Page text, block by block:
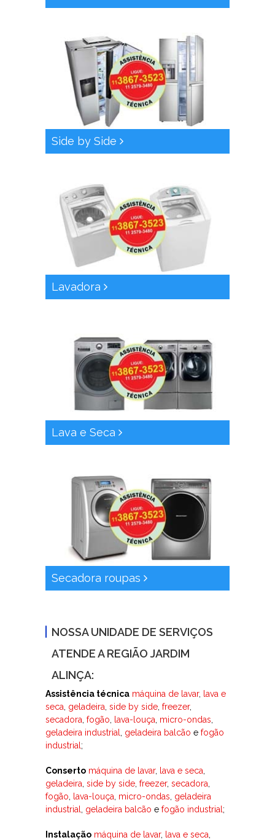
Side by Side
Lavadora
Lava e Seca
Secadora roupas
NOSSA UNIDADE DE SERVIÇOS
ATENDE A REGIÃO JARDIM
ALINÇA:
Assistência técnica máquina de lavar,
lava e
seca geladeira side by side freezer,
secadora fogão lava-louça micro-ondas
geladeira industrial
geladeira balcão e fogão
industrial ;
Conserto máquina de lavar, lava e seca
geladeira side by side freezer, secadora
fogão
lava-louça micro-ondas geladeira
industrial
geladeira balcão e fogão industrial ;
Instalação máquina de lavar, lava e seca